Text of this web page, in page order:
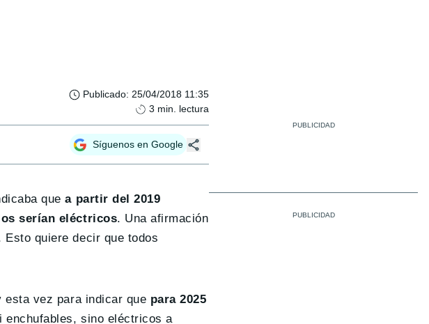
Publicado: 25/04/2018 11:35
3 min. lectura
Síguenos en Google
quea partir del 2019
serían eléctricos. Una afirmación
Esto quiere decir que todos
esta vez para indicar que para 2025
enchufables, sino eléctricos a